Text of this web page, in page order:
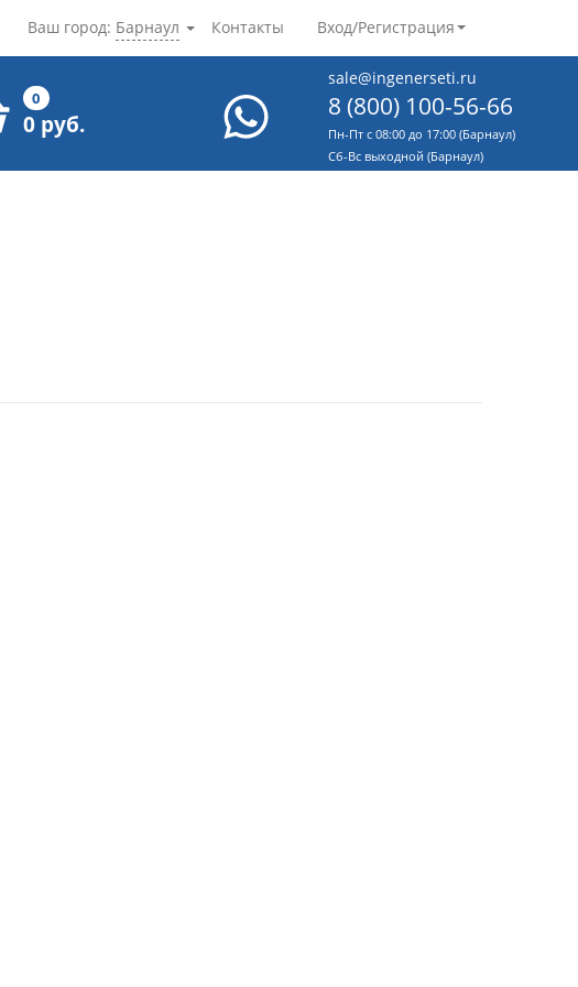
Контакты Вход/Регистрация
Ваш город: Барнаул
0
0 руб.
sale@ingenerseti.ru
8 (800) 100-56-66
Пн-Пт с 08:00 до 17:00 (Барнаул)
Cб-Вс выходной (Барнаул)